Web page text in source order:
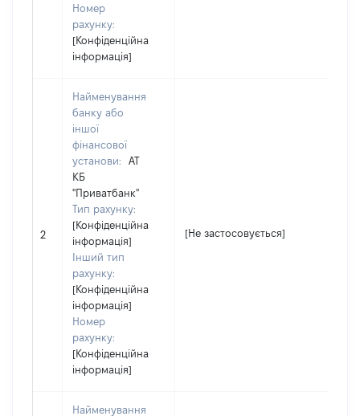
Номер
рахунку:
[Конфіденційна
інформація]
2
Найменування
банку або
іншої
фінансової
установи:
АТ
КБ
"Приватбанк"
Тип рахунку:
[Конфіденційна
інформація]
Інший тип
рахунку:
[Конфіденційна
інформація]
Номер
рахунку:
[Конфіденційна
інформація]
[Не застосовується]
Найменування